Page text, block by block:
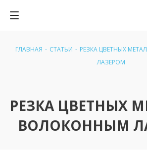
ГЛАВНАЯ - СТАТЬИ - РЕЗКА ЦВЕТНЫХ
ЛАЗЕРОМ
РЕЗКА ЦВЕТНЫХ
ВОЛОКОННЫМ